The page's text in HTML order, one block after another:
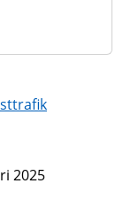
2025